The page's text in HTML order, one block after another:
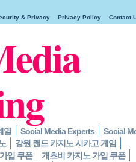
& Privacy Privacy Policy Contact
열 Social Media Experts
Social
강원 랜드 카지노 시카고 게임
입 쿠폰
개츠비 카지노 가입 쿠폰